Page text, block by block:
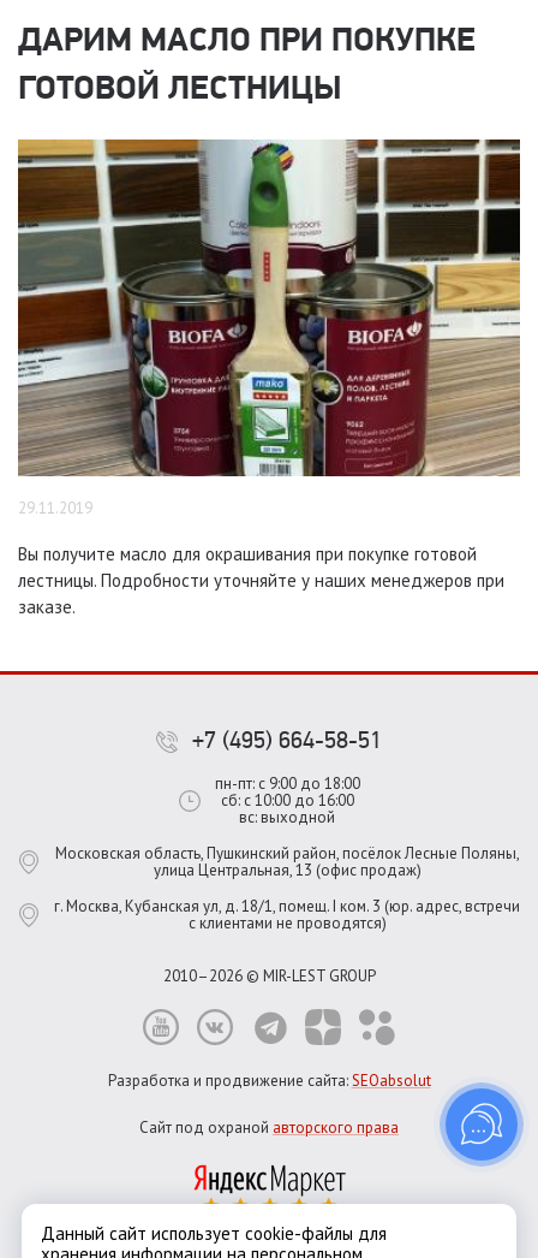
ДАРИМ МАСЛО ПРИ ПОКУПКЕ
ГОТОВОЙ ЛЕСТНИЦЫ
29.11.2019
Вы получите масло для окрашивания при покупке готовой
лестницы. Подробности уточняйте у наших менеджеров при
заказе.
+7 (495) 664-58-51
пн-пт: с 9:00 до 18:00
сб: с 10:00 до 16:00
вс: выходной
Московская область, Пушкинский район, посёлок Лесные Поляны,
улица Центральная, 13 (офис продаж)
г. Москва, Кубанская ул, д. 18/1, помещ. I ком. 3 (юр. адрес, встречи
с клиентами не проводятся)
2010–2026 © MIR-LEST GROUP
Разработка и продвижение сайта:SEOabsolut
Сайт под охраной авторского права
Данный сайт использует cookie-файлы для